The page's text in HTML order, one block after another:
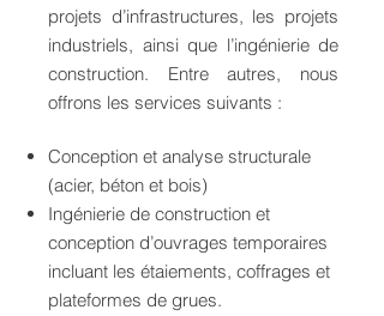
projets d’infrastructures, les projets
industriels, ainsi que l’ingénierie de
construction. Entre autres, nous
offrons les services suivants :
Conception et analyse structurale
(acier, béton et bois)
Ingénierie de construction et
conception d’ouvrages temporaires
incluant les étaiements, coffrages et
plateformes de grues.